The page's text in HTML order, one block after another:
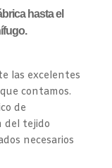
hasta el
las excelentes
contamos.
de
del tejido
necesarios